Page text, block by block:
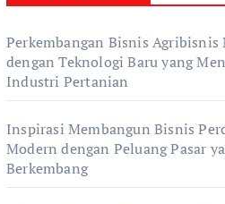
Perkembangan Bisnis Agribisnis
dengan Teknologi Baru yang
Industri Pertanian
Inspirasi Membangun Bisnis
Modern dengan Peluang Pasar
Berkembang